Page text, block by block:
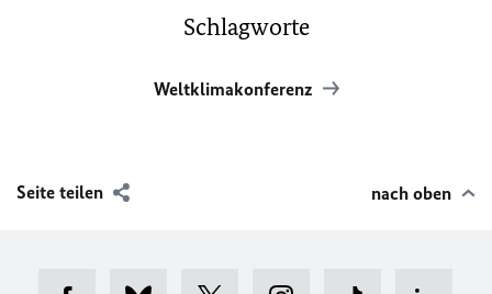
Schlagworte
Weltklimakonferenz
Seite teilen nach oben